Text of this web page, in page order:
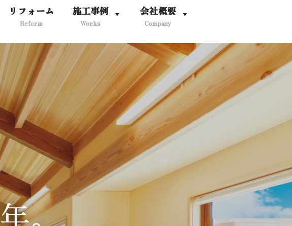
リフォーム
Reform
施工事例
Works
会社概要
Company
年。